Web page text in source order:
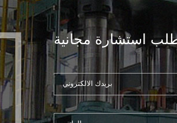
استشارة مجانية